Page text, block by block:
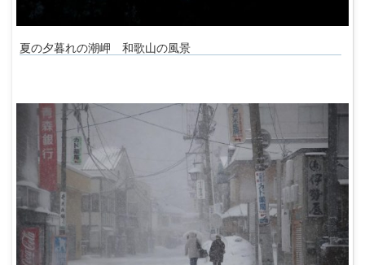
夏の夕暮れの潮岬 和歌山の風景